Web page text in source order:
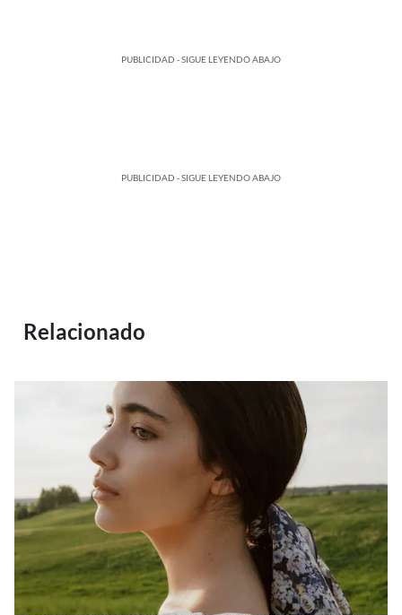
PUBLICIDAD - SIGUE LEYENDO ABAJO
PUBLICIDAD - SIGUE LEYENDO ABAJO
Relacionado